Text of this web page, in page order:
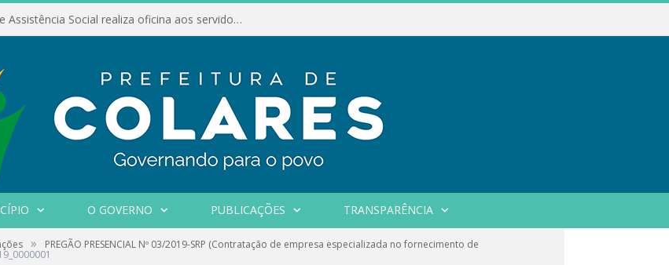
Conselho Municipal de Assistência Social realiza oficina aos servidores
O GOVERNO PUBLICAÇÕES TRANSPARÊNCIA
» PREGÃO PRESENCIAL Nº 03/2019-SRP (Contratação de empresa especializada no fornecimento de